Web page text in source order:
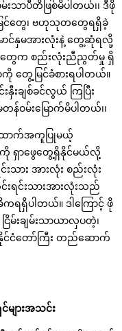
ပီတိဖြစ်မိပါတယ်၊၊ ဒီဖို
င်တွေ၊ ဗဟုသုတတွေရရှိခဲ့
ာင်နှမအားလုံးနဲ့ တွေ့ဆုံရလို့
ယ်တွေက စည်းလုံးညီညွတ်မှု ရှိ
တွေ့မြင်ခံစားရပါတယ်။
းချစ်ခင်လွယ် ကြပြီး
ဝမ်းမြောက်မိပါတယ်၊၊
ောက်အကူပြုမယ့်
ရှာဖွေတွေ့ရှိနိုင်မယ်လို့
သား အားလုံး စည်းလုံး
းရင်းသားအားလုံးသည်
ပါတယ်။ ဒါကြောင့် ဖို
မ်းချမ်းသာယာလှပတဲ့၊
င်ငံတော်ကြီး တည်ဆောက်
ျားအသင်း